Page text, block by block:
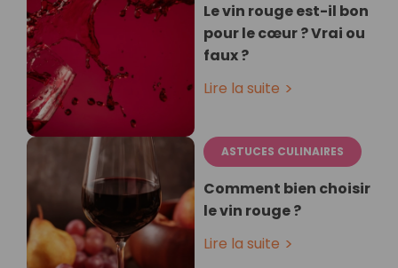
Le vin rouge est-il bon
pour le cœur ? Vrai ou
faux ?
Lire la suite
ASTUCES CULINAIRES
Comment bien choisir
le vin rouge ?
Lire la suite